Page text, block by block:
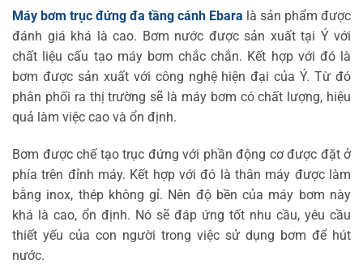
Máy bơm trục đứng đa tầng cánh Ebara là sản phẩm được
đánh giá khá là cao. Bơm nước được sản xuất tại Ý với
chất liệu cấu tạo máy bơm chắc chắn. Kết hợp với đó là
bơm được sản xuất với công nghệ hiện đại của Ý. Từ đó
phân phối ra thị trường sẽ là máy bơm có chất lượng, hiệu
quả làm việc cao và ổn định.
Bơm được chế tạo trục đứng với phần động cơ được đặt ở
phía trên đỉnh máy. Kết hợp với đó là thân máy được làm
bằng inox, thép không gỉ. Nên độ bền của máy bơm này
khá là cao, ổn định. Nó sẽ đáp ứng tốt nhu cầu, yêu cầu
thiết yếu của con người trong việc sử dụng bơm để hút
nước.